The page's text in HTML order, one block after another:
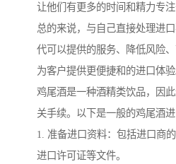
让他们有更多的时间和精力专注
总的来说，与自己直接处理进
代可以提供的服务、降低风险、
为客户提供更便捷和的进口体验
鸡尾酒是一种酒精类饮品，因
关手续。以下是一般的鸡尾酒进
1. 准备进口资料：包括进口商
进口许可证等文件。